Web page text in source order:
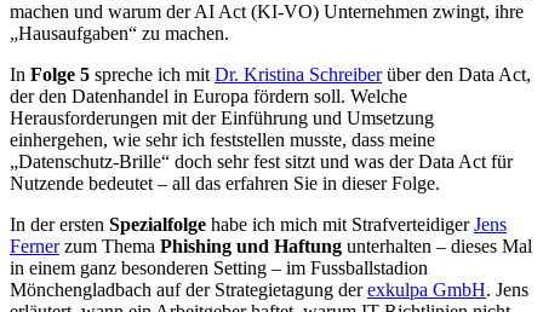
machen und warum der AI Act (KI-VO) Unternehmen zwingt, ihre
„Hausaufgaben“ zu machen.
In Folge 5 spreche ich mit Dr. Kristina Schreiberüber den Data Act,
der den Datenhandel in Europa fördern soll. Welche
Herausforderungen mit der Einführung und Umsetzung
einhergehen, wie sehr ich feststellen musste, dass meine
„Datenschutz-Brille“ doch sehr fest sitzt und was der Data Act für
Nutzende bedeutet – all das erfahren Sie in dieser Folge.
In der ersten Spezialfolge habe ich mich mit StrafverteidigerJens
Fernerzum Thema Phishing und Haftung unterhalten – dieses Mal
in einem ganz besonderen Setting – im Fussballstadion
Mönchengladbach auf der Strategietagung derexkulpa GmbH. Jens